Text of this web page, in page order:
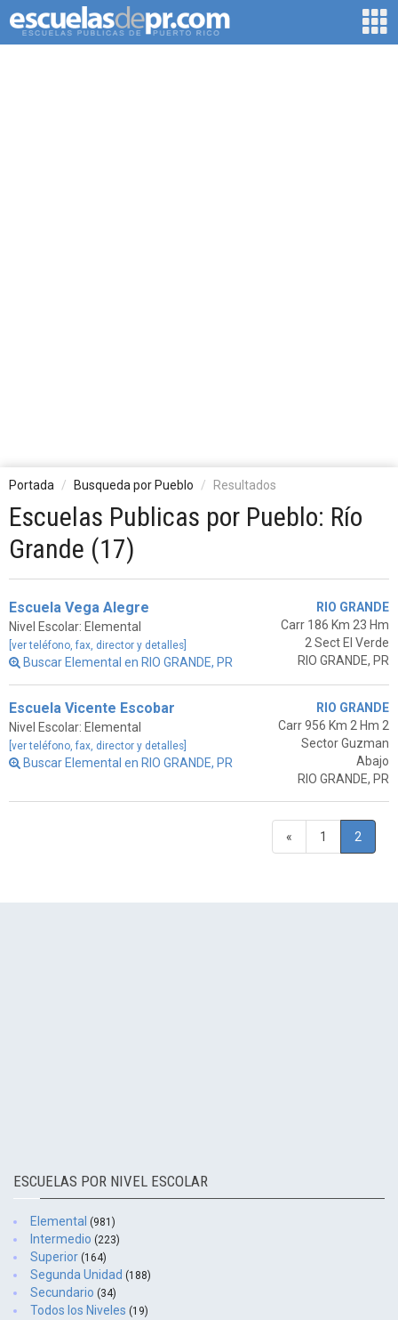
Portada Busqueda por Pueblo Resultados
Escuelas Publicas por Pueblo: Río
Grande (17)
Escuela Vega Alegre
Nivel Escolar: Elemental
[ver teléfono, fax, director y detalles]
Buscar Elemental en RIO GRANDE, PR
RIO GRANDE
Carr 186 Km 23 Hm
2 Sect El Verde
RIO GRANDE, PR
Escuela Vicente Escobar
Nivel Escolar: Elemental
[ver teléfono, fax, director y detalles]
Buscar Elemental en RIO GRANDE, PR
RIO GRANDE
Carr 956 Km 2 Hm 2
Sector Guzman
Abajo
RIO GRANDE, PR
« 1 2
ESCUELAS POR NIVEL ESCOLAR
Elemental (981)
Intermedio (223)
Superior (164)
Segunda Unidad (188)
Secundario (34)
Todos los Niveles (19)